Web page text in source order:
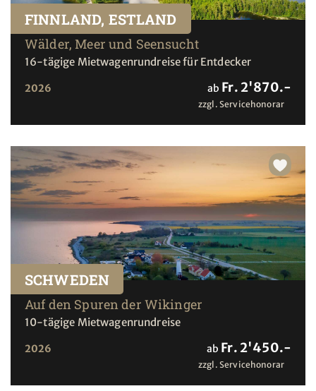
FINNLAND, ESTLAND
Wälder, Meer und Seensucht
16-tägige Mietwagenrundreise für Entdecker
2026 ab Fr. 2'870.-
zzgl. Servicehonorar
SCHWEDEN
Auf den Spuren der Wikinger
10-tägige Mietwagenrundreise
2026 ab Fr. 2'450.-
zzgl. Servicehonorar